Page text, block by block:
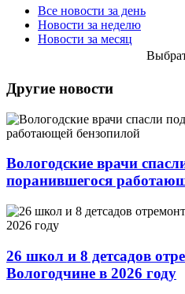
Все новости за день
Новости за неделю
Новости за месяц
Другие новости
Вологодские врачи
поранившегося
26 школ и 8 детсадов
Вологодчине в 2026 году